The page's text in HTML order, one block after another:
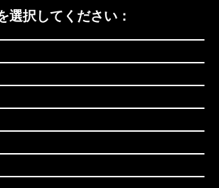
島の海岸があり、港町ならでは
ます。新北市の九份、淡水、鶯
い街並みには、どこか懐かしい
気が漂っています。東北角の南
野柳地質公園では、奇岩が織り
を楽しめ、陽明山国家公園では
季節ごとの花畑の景色が広がり
の温泉と海岸、桃園・大溪の老
選択してください：
台北市
新北市
基隆市
宜蘭県
桃園市
新竹県
新竹市